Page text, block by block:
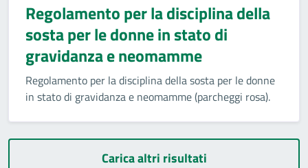
Regolamento per la disciplina della
sosta per le donne in stato di
gravidanza e neomamme
Regolamento per la disciplina della sosta per le donne
in stato di gravidanza e neomamme (parcheggi rosa).
Carica altri risultati